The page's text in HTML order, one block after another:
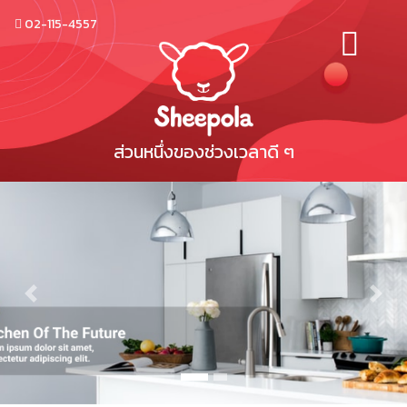
02-115-4557
ส่วนหนึ่งของช่วงเวลาดี ๆ
Previous Next